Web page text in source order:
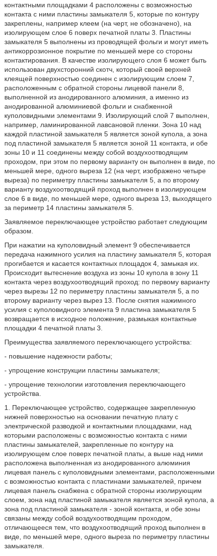
контактными площадками 4 расположены с возможностью
контакта с ними пластины замыкателя 5, которые по контуру
закреплены, например клеем (на черт, не обозначено), на
изолирующем слое 6 поверх печатной платы 3. Пластины
замыкателя 5 выполнены из проводящей фольги и могут иметь
антикоррозионное покрытие по меньшей мере со стороны
контактирования. В качестве изолирующего слоя 6 может быть
использован двухсторонний скотч, который своей верхней
клеящей поверхностью соединен с изолирующим слоем 7,
расположенным с обратной стороны лицевой панели 8,
выполненной из анодированного алюминия, а именно из
анодированной алюминиевой фольги и снабженной
куполовидными элементами 9. Изолирующий слой 7 выполнен,
например, ламинированной лавсановой пленки. Зона 10 над
каждой пластиной замыкателя 5 является зоной купола, а зона
под пластиной замыкателя 5 является зоной 11 контакта, и обе
зоны 10 и 11 соединены между собой воздухоотводящим
проходом, при этом по первому варианту он выполнен в виде, по
меньшей мере, одного выреза 12 (на черт, изображено четыре
выреза) по периметру пластины замыкателя 5, а по второму
варианту воздухоотводящий проход выполнен в изолирующем
слое 6 в виде, по меньшей мере, одного выреза 13, выходящего
за периметр 14 пластины замыкателя 5.
Заявляемое переключающее устройство работает следующим
образом.
При нажатии на куполовидный элемент 9 обеспечивается
передача нажимного усилия на пластину замыкателя 5, которая
прогибается и касается контактных площадок 4, замыкая их.
Происходит вытеснение воздуха из зоны 10 купола в зону 11
контакта через воздухоотводящий проход: по первому варианту
через вырезы 12 по периметру пластины замыкателя 5, а по
второму варианту через вырез 13. После снятия нажимного
усилия с куполовидного элемента 9 пластина замыкателя 5
возвращается в исходное положение, размыкая контактные
площадки 4 печатной платы 3.
Преимущества заявляемого переключающего устройства:
- повышение надежности работы;
- упрощение конструкции пластины замыкателя;
- упрощение технологии изготовления переключающего
устройства.
1. Переключающее устройство, содержащее закрепленную
нижней поверхностью на основании печатную плату с
электрической разводкой и контактными площадками, над
которыми расположены с возможностью контакта с ними
пластины замыкателей, закрепленные по контуру на
изолирующем слое поверх печатной платы, а выше над ними
расположена выполненная из анодированного алюминия
лицевая панель с куполовидными элементами, расположенными
с возможностью контакта с пластинами замыкателей, причем
лицевая панель снабжена с обратной стороны изолирующим
слоем, зона над пластиной замыкателя является зоной купола, а
зона под пластиной замыкателя - зоной контакта, и обе зоны
связаны между собой воздухоотводящим проходом,
отличающееся тем, что воздухоотводящий проход выполнен в
виде, по меньшей мере, одного выреза по периметру пластины
замыкателя.